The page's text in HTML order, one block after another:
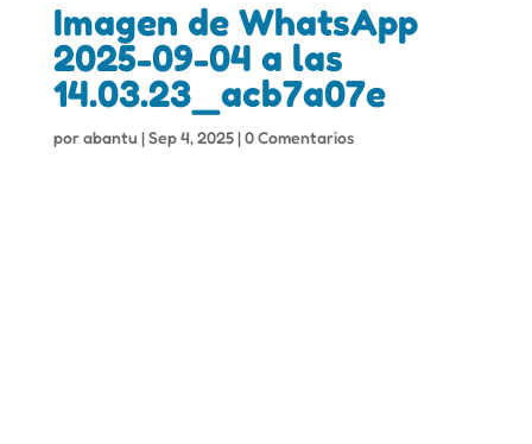
Imagen de WhatsApp
2025-09-04 a las
14.03.23_acb7a07e
porabantu |Sep 4, 2025|0 Comentarios